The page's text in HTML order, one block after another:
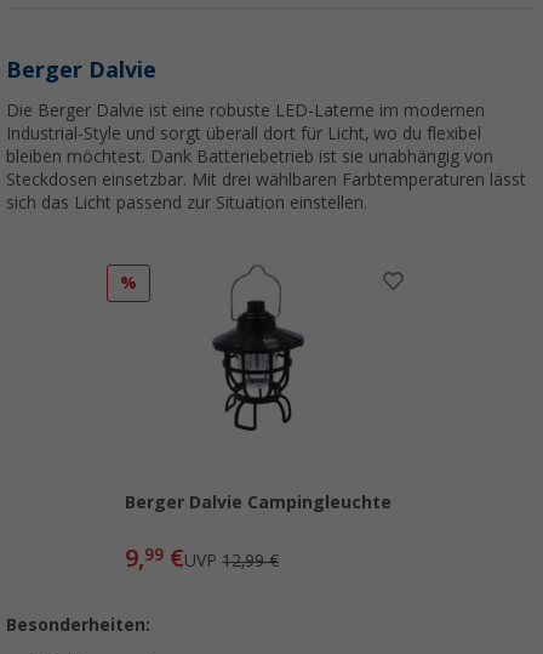
Berger Dalvie
Die Berger Dalvie ist eine robuste LED-Laterne im modernen
Industrial-Style und sorgt überall dort für Licht, wo du flexibel
bleiben möchtest. Dank Batteriebetrieb ist sie unabhängig von
Steckdosen einsetzbar. Mit drei wählbaren Farbtemperaturen lässt
sich das Licht passend zur Situation einstellen.
%
Berger Dalvie Campingleuchte
9,99 €UVP 12,99 €
Besonderheiten: